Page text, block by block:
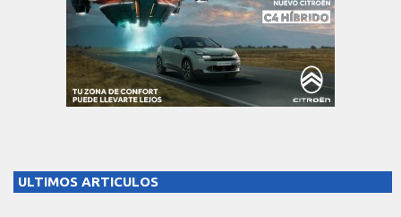
ULTIMOS ARTICULOS